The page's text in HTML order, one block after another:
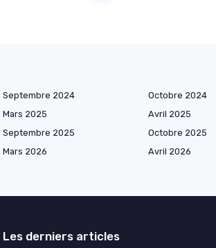
Septembre 2024 Octobre 2024
Mars 2025 Avril 2025
Septembre 2025 Octobre 2025
Mars 2026 Avril 2026
Les derniers articles